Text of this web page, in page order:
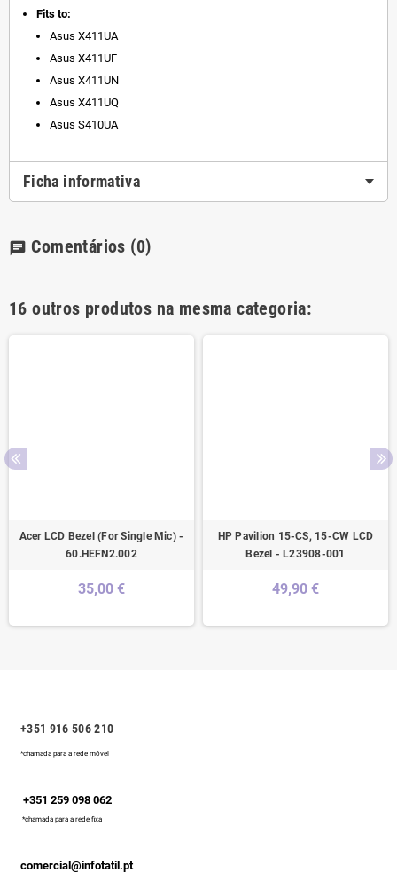
Fits to:
Asus X411UA
Asus X411UF
Asus X411UN
Asus X411UQ
Asus S410UA
Ficha informativa
chat Comentários (0)
16 outros produtos na mesma categoria:
Acer LCD Bezel (For Single Mic) -
60.HEFN2.002
35,00 €
HP Pavilion 15-CS, 15-CW LCD
Bezel - L23908-001
49,90 €
+351 916 506 210
*chamada para a rede móvel
+351 259 098 062
*chamada para a rede fixa
comercial@infotatil.pt